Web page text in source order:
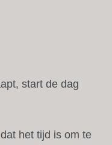
start de dag
het tijd is om te